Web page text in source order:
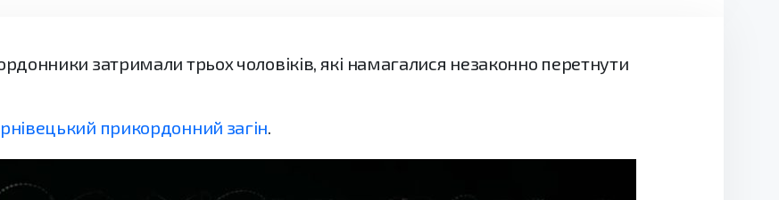
затримали трьох чоловіків, які намагалися незаконно перетнути
прикордонний загін.